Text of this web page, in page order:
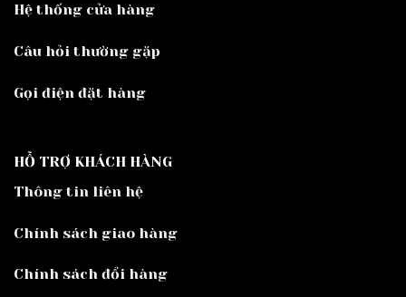
Hệ thống cửa hàng
Câu hỏi thường gặp
Gọi điện đặt hàng
HỖ TRỢ KHÁCH HÀNG
Thông tin liên hệ
Chính sách giao hàng
Chính sách đổi hàng